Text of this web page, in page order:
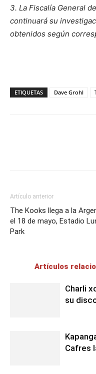
3. La Fiscalía General
continuará su
obtenidos según
ETIQUETAS Dave Grohl
Artículo anterior
The Kooks llega a la
el 18 de mayo, Estadio
Park
Artículos
Charli
su
Cafres